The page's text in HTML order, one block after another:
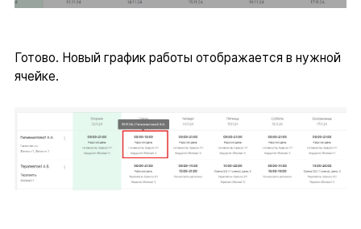
Готово. Новый график работы отображается в нужной
ячейке.